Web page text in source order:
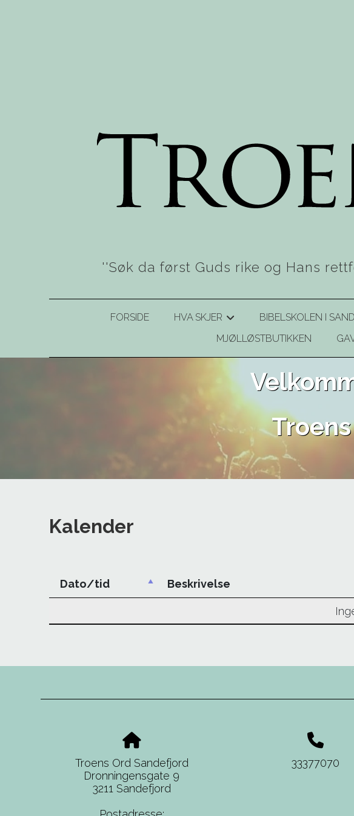
''Søk da først Guds rike og Hans
FORSIDE HVA SKJER BIBELSKOLEN I
MJØLLØSTBUTIKKEN
Kalender
Dato/tid
Beskrivelse
Troens Ord Sandefjord
Dronningensgate 9
3211 Sandefjord
33377070